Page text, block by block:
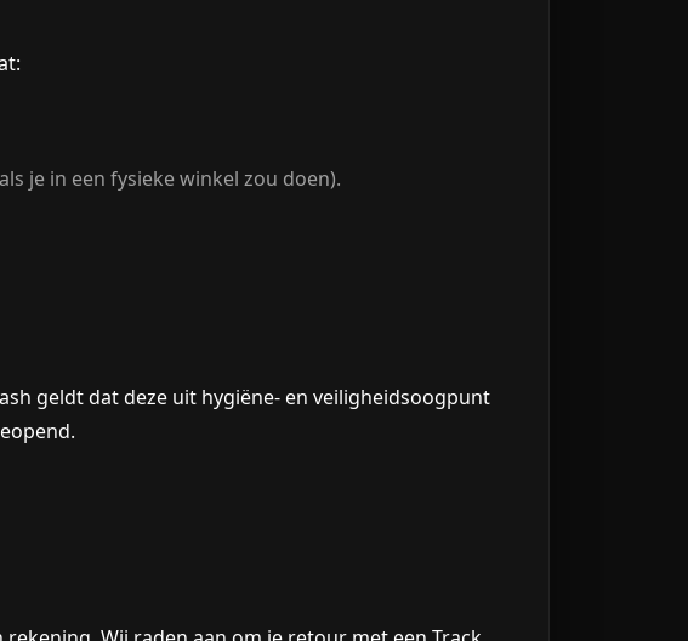
je in een fysieke winkel zou doen).
geldt dat deze uit hygiëne- en veiligheidsoogpunt